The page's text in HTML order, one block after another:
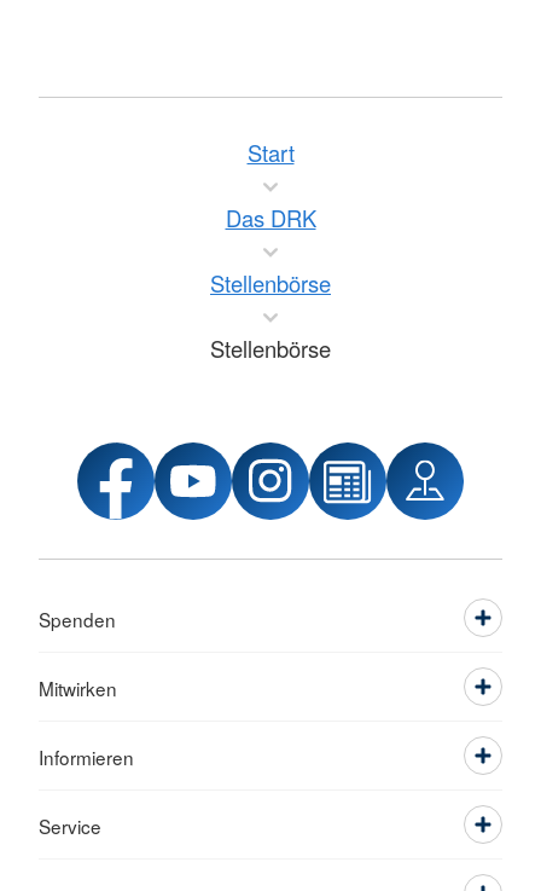
Start
Das DRK
Stellenbörse
Stellenbörse
Spenden
Mitwirken
Informieren
Service